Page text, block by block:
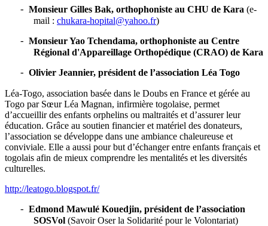
- Monsieur Gilles Bak, orthophoniste au CHU de Kara (e-
mail : chukara-hopital@yahoo.fr)
- Monsieur Yao Tchendama, orthophoniste au Centre
Régional d'Appareillage Orthopédique (CRAO) de Kara
- Olivier Jeannier, président de l’association Léa Togo
Léa-Togo, association basée dans le Doubs en France et gérée au
Togo par Sœur Léa Magnan, infirmière togolaise, permet
d’accueillir des enfants orphelins ou maltraités et d’assurer leur
éducation. Grâce au soutien financier et matériel des donateurs,
l’association se développe dans une ambiance chaleureuse et
conviviale. Elle a aussi pour but d’échanger entre enfants français et
togolais afin de mieux comprendre les mentalités et les diversités
culturelles.
http://leatogo.blogspot.fr/
- Edmond Mawulé Kouedjin, président de l’association
SOSVol (Savoir Oser la Solidarité pour le Volontariat)